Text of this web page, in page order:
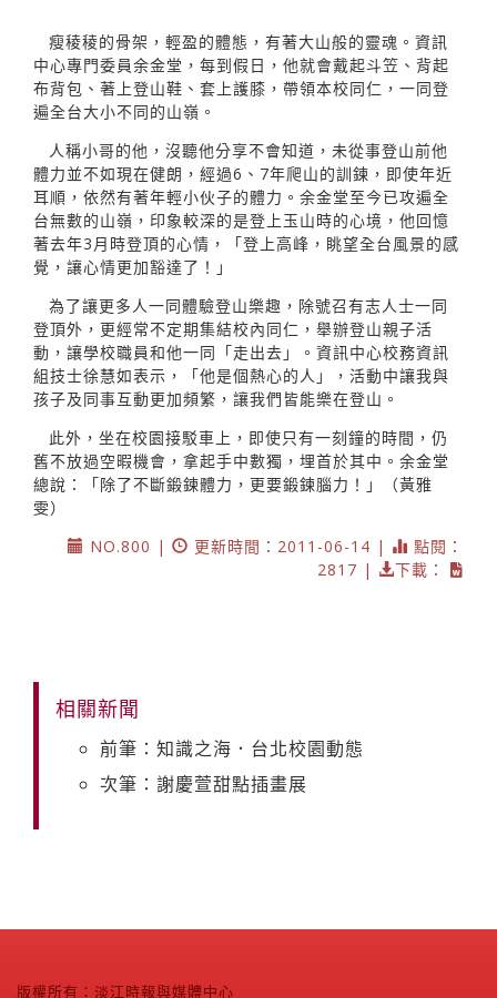
瘦稜稜的骨架，輕盈的體態，有著大山般的靈魂。資訊
中心專門委員余金堂，每到假日，他就會戴起斗笠、背起
布背包、著上登山鞋、套上護膝，帶領本校同仁，一同登
遍全台大小不同的山嶺。
人稱小哥的他，沒聽他分享不會知道，未從事登山前他
體力並不如現在健朗，經過6、7年爬山的訓鍊，即使年近
耳順，依然有著年輕小伙子的體力。余金堂至今已攻遍全
台無數的山嶺，印象較深的是登上玉山時的心境，他回憶
著去年3月時登頂的心情，「登上高峰，眺望全台風景的感
覺，讓心情更加豁達了！」
為了讓更多人一同體驗登山樂趣，除號召有志人士一同
登頂外，更經常不定期集結校內同仁，舉辦登山親子活
動，讓學校職員和他一同「走出去」。資訊中心校務資訊
組技士徐慧如表示，「他是個熱心的人」，活動中讓我與
孩子及同事互動更加頻繁，讓我們皆能樂在登山。
此外，坐在校園接駁車上，即使只有一刻鐘的時間，仍
舊不放過空暇機會，拿起手中數獨，埋首於其中。余金堂
總說：「除了不斷鍛鍊體力，更要鍛鍊腦力！」（黃雅
雯）
NO.800 |
更新時間：2011-06-14 |
點閱：
2817 |
下載：
相關新聞
前筆：知識之海．台北校園動態
次筆：謝慶萱甜點插畫展
版權所有：淡江時報與媒體中心